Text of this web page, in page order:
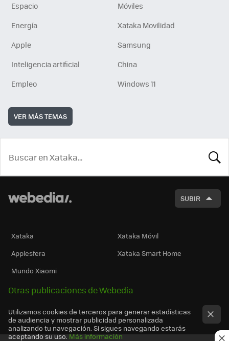
Espacio
Móviles
Energía
Xataka Movilidad
Apple
Samsung
Inteligencia artificial
China
Empleo
Windows 11
VER MÁS TEMAS
SUBIR
Xataka
Xataka Móvil
Applesfera
Xataka Smart Home
Mundo Xiaomi
Otras publicaciones de Webedia
Utilizamos cookies de terceros para generar estadísticas
de audiencia y mostrar publicidad personalizada
analizando tu navegación. Si sigues navegando estarás
aceptando su uso. Más información